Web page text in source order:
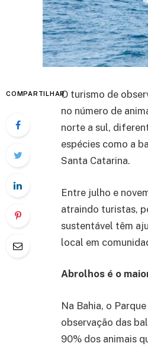
COMPARTILHARO turismo de
no número de
norte a sul,
espécies como a
Santa Catarina.
Entre julho e
atraindo turistas,
sustentável têm
local em
Abrolhos é o
Na Bahia, o
observação das
90% dos animais